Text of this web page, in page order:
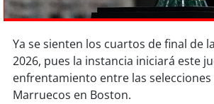
soyarica
soyiquique
soycalama
Ya se sienten los cuartos de final de
2026, pues la instancia iniciará este
enfrentamiento entre las selecciones
Marruecos en Boston.